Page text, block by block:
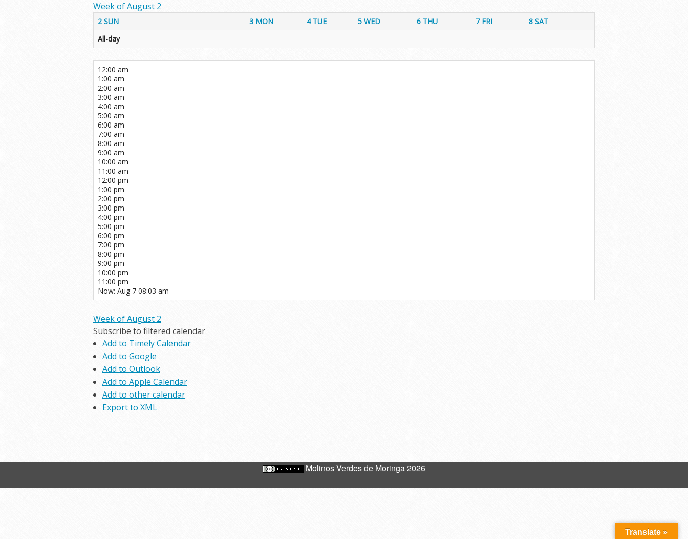
Week of August 2
2 SUN 3 MON 4 TUE 5 WED 6 THU 7 FRI 8 SAT
All-day
12:00 am
1:00 am
2:00 am
3:00 am
4:00 am
5:00 am
6:00 am
7:00 am
8:00 am
9:00 am
10:00 am
11:00 am
12:00 pm
1:00 pm
2:00 pm
3:00 pm
4:00 pm
5:00 pm
6:00 pm
7:00 pm
8:00 pm
9:00 pm
10:00 pm
11:00 pm
Now: Aug 7 08:03 am
Week of August 2
Subscribe to filtered calendar
Add to Timely Calendar
Add to Google
Add to Outlook
Add to Apple Calendar
Add to other calendar
Export to XML
Molinos Verdes de Moringa 2026
Translate »